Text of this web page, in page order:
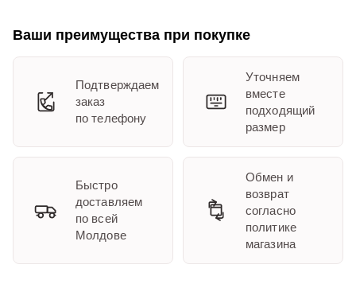
Ваши преимущества при покупке
Подтверждаем
заказ
по телефону
Уточняем
вместе
подходящий
размер
Быстро
доставляем
по всей
Молдове
Обмен и
возврат
согласно
политике
магазина